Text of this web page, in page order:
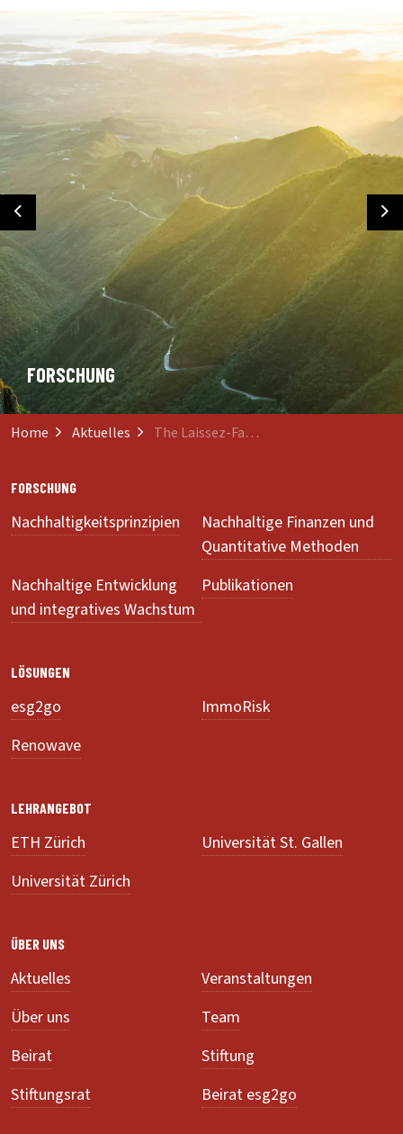
Previous
FORSCHUNG
Home Aktuelles The Laissez-Faire Peasant
FORSCHUNG
Nachhaltigkeitsprinzipien
Nachhaltige Finanzen und
Quantitative Methoden
Nachhaltige Entwicklung
und integratives Wachstum
Publikationen
LÖSUNGEN
esg2go
ImmoRisk
Renowave
LEHRANGEBOT
ETH Zürich
Universität St. Gallen
Universität Zürich
ÜBER UNS
Aktuelles
Veranstaltungen
Über uns
Team
Beirat
Stiftung
Stiftungsrat
Beirat esg2go